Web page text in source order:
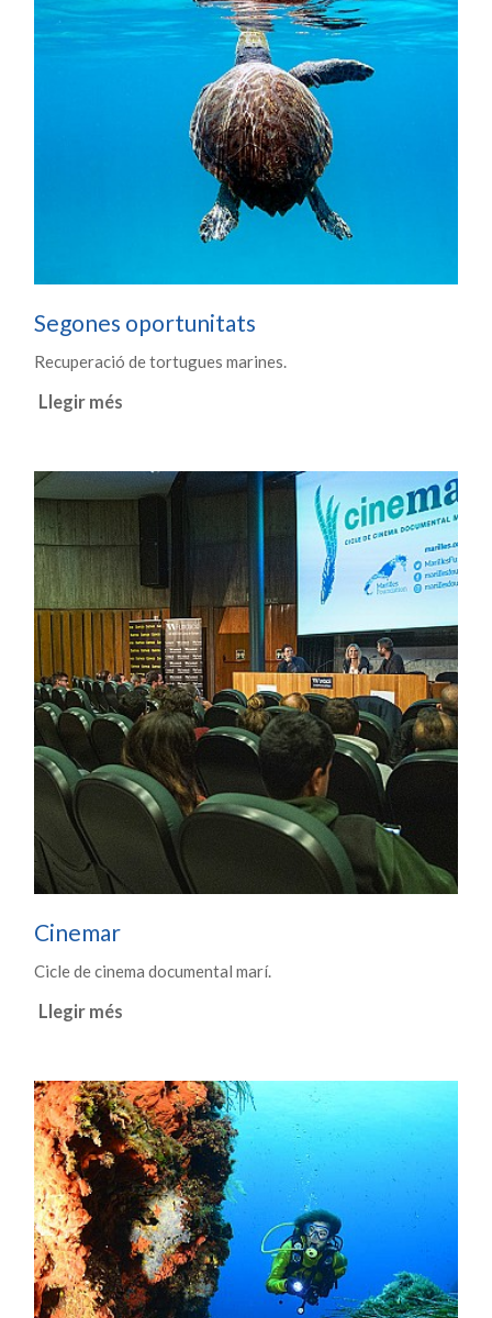
Segones oportunitats
Recuperació de tortugues marines.
Llegir més
Cinemar
Cicle de cinema documental marí.
Llegir més